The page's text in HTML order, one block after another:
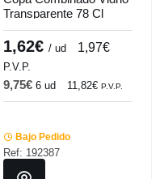
Transparente 78 Cl
Edinburgh Vicrila
1,62€ / ud 1,97€
P.V.P.
9,75€ 6 ud 11,82€ P.V.P.
Bajo Pedido
Ref: 192387